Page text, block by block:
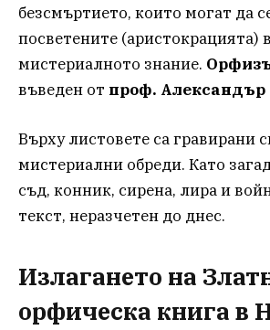
безсмъртието, които могат да
посветените (аристокрацията) в
мистериалното знание.
въведен от проф. Александър
Върху листовете са гравирани
мистериални обреди. Като
съд, конник, сирена, лира и
текст, неразчетен до днес.
Излагането на
орфическа книга в